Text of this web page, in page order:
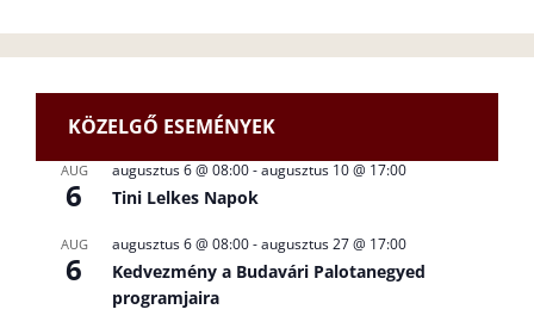
KÖZELGŐ ESEMÉNYEK
AUG
6
augusztus 6 @ 08:00-augusztus 10 @ 17:00
Tini Lelkes Napok
AUG
6
augusztus 6 @ 08:00-augusztus 27 @ 17:00
Kedvezmény a Budavári Palotanegyed
programjaira